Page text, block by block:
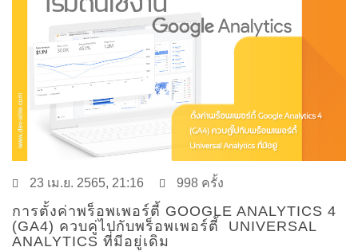
23 เม.ย. 2565, 21:16 998 ครั้ง
การตั้งค่าพร็อพเพอร์ตี้ GOOGLE ANALYTICS 4
(GA4) ควบคู่ไปกับพร็อพเพอร์ตี้ UNIVERSAL
ANALYTICS ที่มีอยู่เดิม